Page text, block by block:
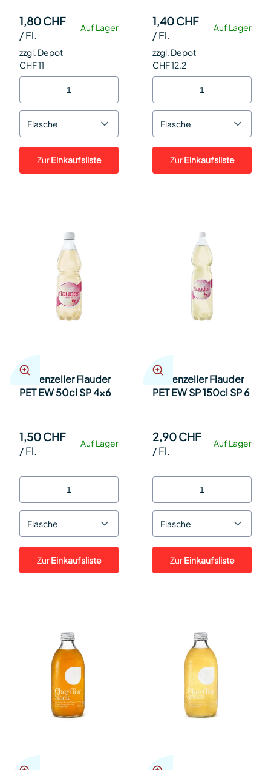
Auf Lager
1,80 CHF
/Fl.
zzgl. Depot
CHF 11
Flasche
ZurEinkaufsliste
Auf Lager
1,40 CHF
/Fl.
zzgl. Depot
CHF 12.2
Flasche
ZurEinkaufsliste
Appenzeller Flauder
PET EW 50cl SP 4x6
Auf Lager
1,50 CHF
/Fl.
Flasche
ZurEinkaufsliste
Appenzeller Flauder
PET EW SP 150cl SP 6
Auf Lager
2,90 CHF
/Fl.
Flasche
ZurEinkaufsliste